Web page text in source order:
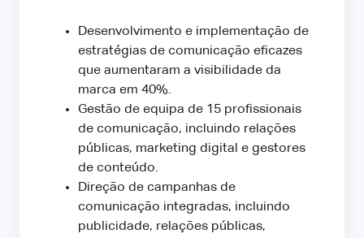
Desenvolvimento e implementação de
estratégias de comunicação eficazes
que aumentaram a visibilidade da
marca em 40%.
Gestão de equipa de 15 profissionais
de comunicação, incluindo relações
públicas, marketing digital e gestores
de conteúdo.
Direção de campanhas de
comunicação integradas, incluindo
publicidade, relações públicas,